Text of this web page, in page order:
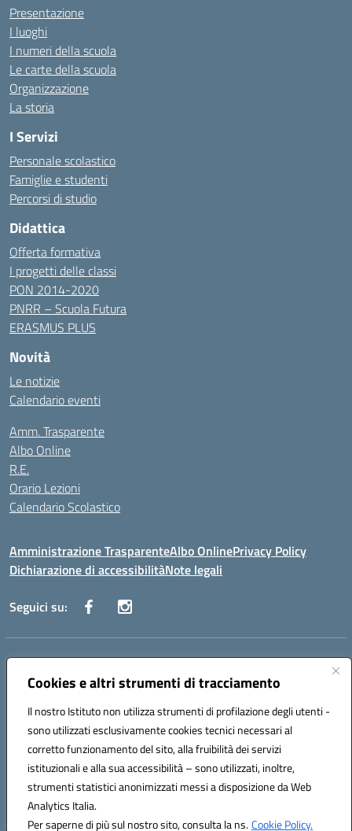
Cookies e altri strumenti di tracciamento
Il nostro Istituto non utilizza strumenti di profilazione degli utenti -
sono utilizzati esclusivamente cookies tecnici necessari al
corretto funzionamento del sito, alla fruibilità dei servizi
istituzionali e alla sua accessibilità – sono utilizzati, inoltre,
strumenti statistici anonimizzati messi a disposizione da Web
Analytics Italia.
Per saperne di più sul nostro sito, consulta la ns.Cookie Policy.
Presentazione
I luoghi
I numeri della scuola
Le carte della scuola
Organizzazione
La storia
I Servizi
Personale scolastico
Famiglie e studenti
Percorsi di studio
Didattica
Offerta formativa
I progetti delle classi
PON 2014-2020
PNRR – Scuola Futura
ERASMUS PLUS
Novità
Le notizie
Calendario eventi
Amm. Trasparente
Albo Online
R.E.
Orario Lezioni
Calendario Scolastico
Amministrazione TrasparenteAlbo OnlinePrivacy Policy
Dichiarazione di accessibilitàNote legali
Seguici su:
Indirizzo:Via Vecchini n. 2, Ancona 60123 - Via M. Marini n. 33, Ancona
60129
Posta elettronica certificata (PEC):anis01200g@pec.istruzione.it
Codice fiscale: 93122280428
Codice meccanografico:ANIS01200G
Codice Indice delle Pubbliche Amministrazioni (IPA): istsc_ANIS01200G
Codice unico di fatturazione (CUF): UF434M